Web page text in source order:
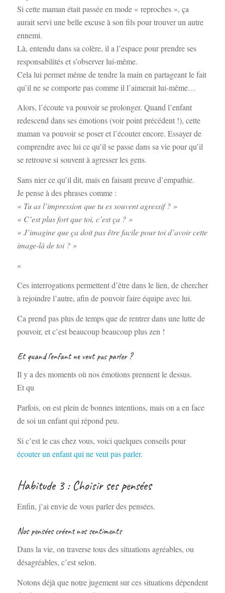
Si cette maman était passée en mode « reproches », ça
aurait servi une belle excuse à son fils pour trouver un autre
ennemi.
Là, entendu dans sa colère, il a l’espace pour prendre ses
responsabilités et s’observer lui-même.
Cela lui permet même de tendre la main en partageant le fait
qu’il ne se comporte pas comme il l’aimerait lui-même…
Alors, l’écoute va pouvoir se prolonger. Quand l’enfant
redescend dans ses émotions (voir point précédent !), cette
maman va pouvoir se poser et l’écouter encore. Essayer de
comprendre avec lui ce qu’il se passe dans sa vie pour qu’il
se retrouve si souvent à agresser les gens.
Sans nier ce qu’il dit, mais en faisant preuve d’empathie.
Je pense à des phrases comme :
« Tu as l’impression que tu es souvent agressif ? »
« C’est plus fort que toi, c’est ça ? »
« J’imagine que ça doit pas être facile pour toi d’avoir cette
image-là de toi ? »
«
Ces interrogations permettent d’être dans le lien, de chercher
à rejoindre l’autre, afin de pouvoir faire équipe avec lui.
Ca prend pas plus de temps que de rentrer dans une lutte de
pouvoir, et c’est beaucoup beaucoup plus zen !
Et quand l’enfant ne veut pas parler ?
Il y a des moments où nos émotions prennent le dessus.
Et qu
Parfois, on est plein de bonnes intentions, mais on a en face
de soi un enfant qui répond peu.
Si c’est le cas chez vous, voici quelques conseils pour
écouter un enfant qui ne veut pas parler.
Habitude 3 : Choisir ses pensées
Enfin, j’ai envie de vous parler des pensées.
Nos pensées créent nos sentiments
Dans la vie, on traverse tous des situations agréables, ou
désagréables, c’est selon.
Notons déjà que notre jugement sur ces situations dépendent